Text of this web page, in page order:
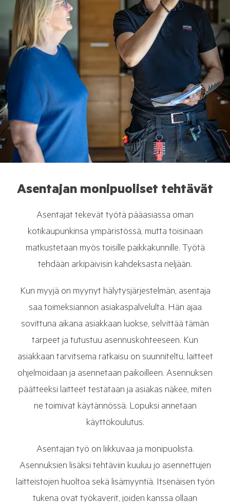
Asentajan monipuoliset tehtävät
Asentajat tekevät työtä pääasiassa oman
kotikaupunkinsa ympäristössä, mutta toisinaan
matkustetaan myös toisille paikkakunnille. Työtä
tehdään arkipäivisin kahdeksasta neljään.
Kun myyjä on myynyt hälytysjärjestelmän, asentaja
saa toimeksiannon asiakaspalvelulta. Hän ajaa
sovittuna aikana asiakkaan luokse, selvittää tämän
tarpeet ja tutustuu asennuskohteeseen. Kun
asiakkaan tarvitsema ratkaisu on suunniteltu, laitteet
ohjelmoidaan ja asennetaan paikoilleen. Asennuksen
päätteeksi laitteet testataan ja asiakas näkee, miten
ne toimivat käytännössä. Lopuksi annetaan
käyttökoulutus.
Asentajan työ on liikkuvaa ja monipuolista.
Asennuksien lisäksi tehtäviin kuuluu jo asennettujen
laitteistojen huoltoa sekä lisämyyntiä. Itsenäisen työn
tukena ovat työkaverit, joiden kanssa ollaan